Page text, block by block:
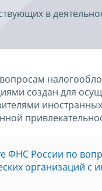
в
создан для
ФНС России по
организаций с